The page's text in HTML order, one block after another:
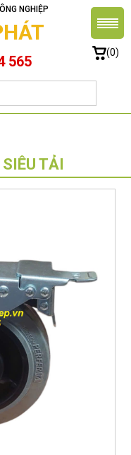
NGHIỆP
565
(0)
TẢI